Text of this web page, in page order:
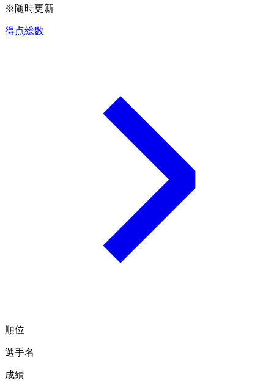
※随時更新
得点総数
順位
選手名
成績